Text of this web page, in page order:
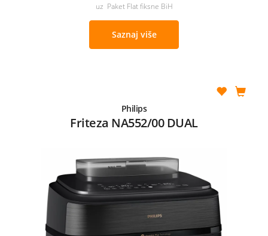
uz Paket Flat fiksne BiH
Saznaj više
Philips
Friteza NA552/00 DUAL